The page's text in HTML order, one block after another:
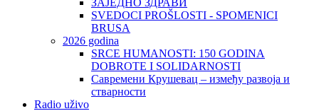
ЗАЈЕДНО ЗДРАВИ
SVEDOCI PROŠLOSTI - SPOMENICI
BRUSA
2026 godina
SRCE HUMANOSTI: 150 GODINA
DOBROTE I SOLIDARNOSTI
Савремени Крушевац – између развоја и
стварности
Radio uživo